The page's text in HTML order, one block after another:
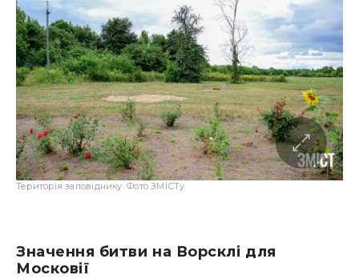
Територія заповіднику. Фото ЗМІСТу
Значення битви на Ворсклі для
Московії